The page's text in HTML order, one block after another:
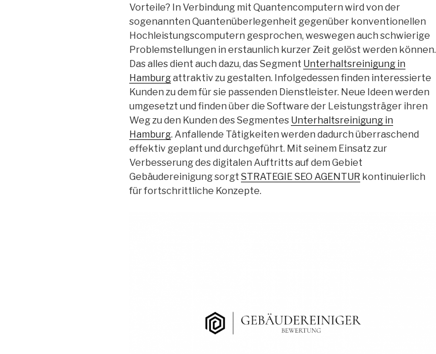
Vorteile? In Verbindung mit Quantencomputern wird von der
sogenannten Quantenüberlegenheit gegenüber konventionellen
Hochleistungscomputern gesprochen, weswegen auch schwierige
Problemstellungen in erstaunlich kurzer Zeit gelöst werden können.
Das alles dient auch dazu, das Segment Unterhaltsreinigung in
Hamburgattraktiv zu gestalten. Infolgedessen finden interessierte
Kunden zu dem für sie passenden Dienstleister. Neue Ideen werden
umgesetzt und finden über die Software der Leistungsträger ihren
Weg zu den Kunden des Segmentes Unterhaltsreinigung in
Hamburg. Anfallende Tätigkeiten werden dadurch überraschend
effektiv geplant und durchgeführt. Mit seinem Einsatz zur
Verbesserung des digitalen Auftritts auf dem Gebiet
Gebäudereinigung sorgt STRATEGIE SEO AGENTUR kontinuierlich
für fortschrittliche Konzepte.